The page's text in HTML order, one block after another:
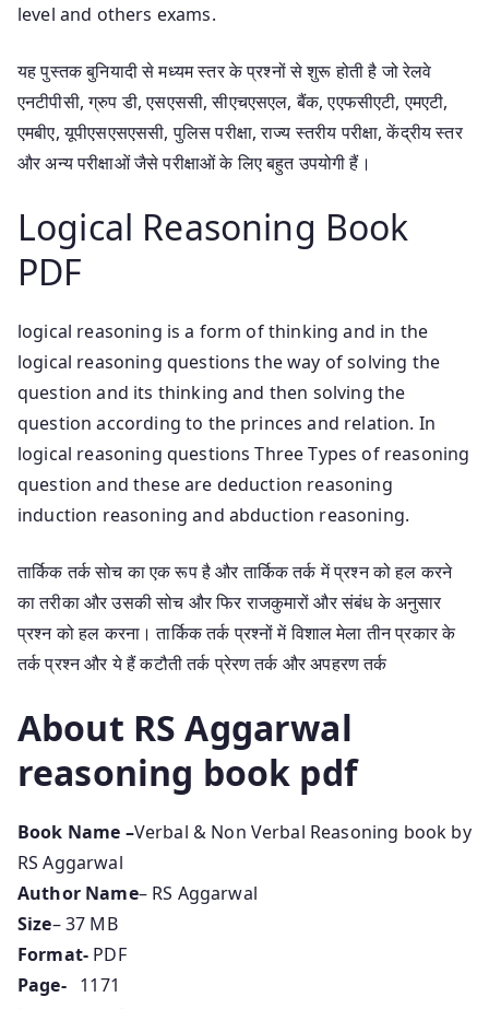
level and others exams.
यह पुस्तक बुनियादी से मध्यम स्तर के प्रश्नों से शुरू होती है जो रेलवे
एनटीपीसी, ग्रुप डी, एसएससी, सीएचएसएल, बैंक, एएफसीएटी, एमएटी,
एमबीए, यूपीएसएसएससी, पुलिस परीक्षा, राज्य स्तरीय परीक्षा, केंद्रीय स्तर
और अन्य परीक्षाओं जैसे परीक्षाओं के लिए बहुत उपयोगी हैं।
Logical Reasoning Book
PDF
logical reasoning is a form of thinking and in the
logical reasoning questions the way of solving the
question and its thinking and then solving the
question according to the princes and relation. In
logical reasoning questions Three Types of reasoning
question and these are deduction reasoning
induction reasoning and abduction reasoning.
तार्किक तर्क सोच का एक रूप है और तार्किक तर्क में प्रश्न को हल करने
का तरीका और उसकी सोच और फिर राजकुमारों और संबंध के अनुसार
प्रश्न को हल करना। तार्किक तर्क प्रश्नों में विशाल मेला तीन प्रकार के
तर्क प्रश्न और ये हैं कटौती तर्क प्रेरण तर्क और अपहरण तर्क
About RS Aggarwal
reasoning book pdf
Book Name –Verbal & Non Verbal Reasoning book by
RS Aggarwal
Author Name– RS Aggarwal
Size– 37 MB
Format- PDF
Page- 1171